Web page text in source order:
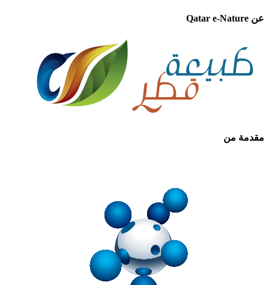
عن Qatar e-Nature
مقدمة من